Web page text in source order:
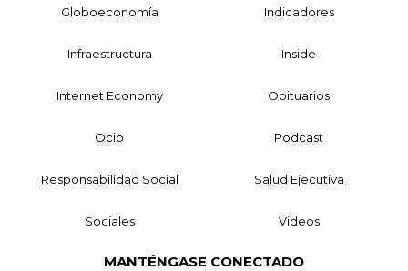
Globoeconomía Indicadores
Infraestructura Inside
Internet Economy Obituarios
Ocio Podcast
Responsabilidad Social Salud Ejecutiva
Sociales Videos
MANTÉNGASE CONECTADO